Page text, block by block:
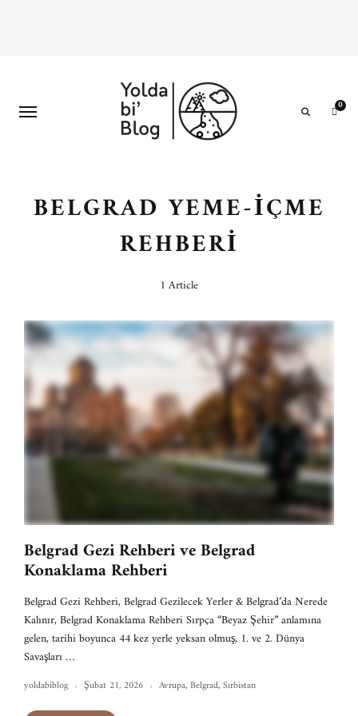
0
BELGRAD YEME-İÇME
REHBERI
1 Article
Belgrad Gezi Rehberi ve Belgrad
Konaklama Rehberi
Belgrad Gezi Rehberi, Belgrad Gezilecek Yerler & Belgrad’da Nerede
Kalınır, Belgrad Konaklama Rehberi Sırpça “Beyaz Şehir” anlamına
gelen, tarihi boyunca 44 kez yerle yeksan olmuş, 1. ve 2. Dünya
Savaşları …
yoldabiblog Şubat 21, 2026 Avrupa,Belgrad,Sırbistan